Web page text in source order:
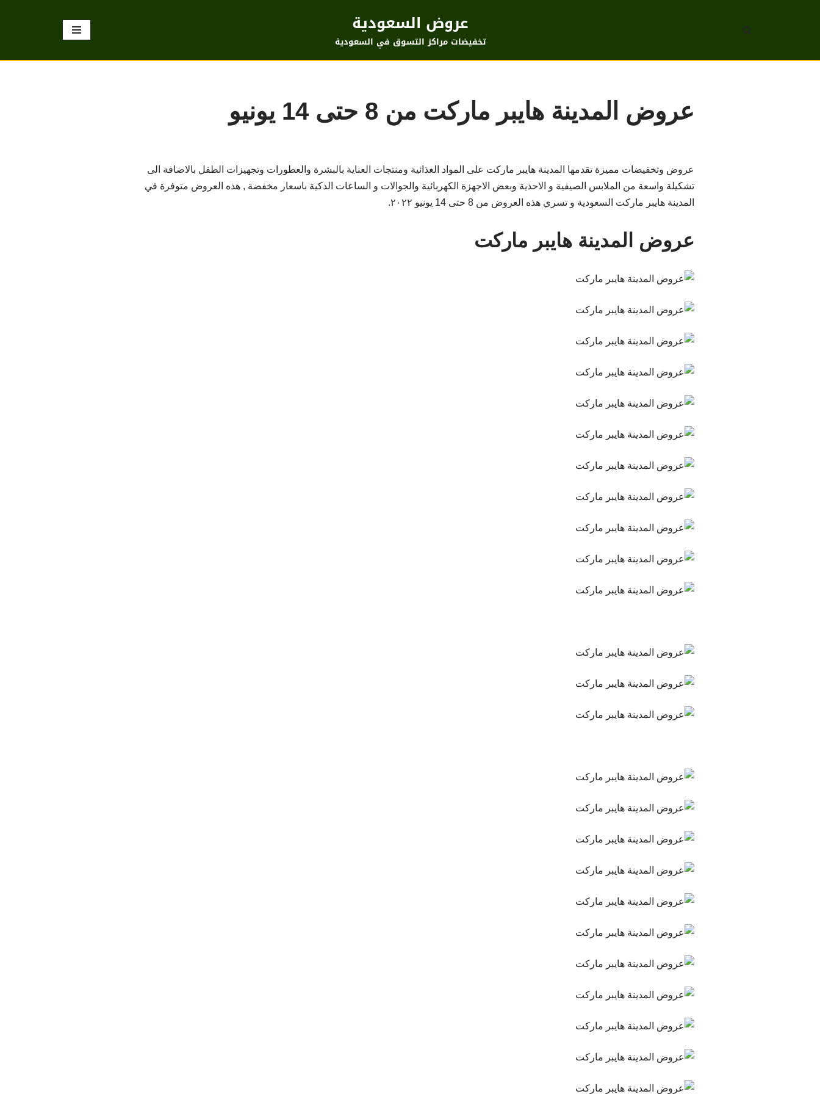
عروض السعودية
تخفيضات مراكز التسوق في السعودية
عروض المدينة هايبر ماركت من 8 حتى 14 يونيو
عروض وتخفيضات مميزة تقدمها المدينة هايبر ماركت على المواد الغذائية ومنتجات العناية بالبشرة والعطورات وتجهيزات الطفل بالاضافة الى
تشكيلة واسعة من الملابس الصيفية و الاحذية وبعض الاجهزة الكهربائية والجوالات و الساعات الذكية باسعار مخفضة , هذه العروض متوفرة في
المدينة هايبر ماركت السعودية و تسري هذه العروض من 8 حتى 14 يونيو ٢٠٢٢.
عروض المدينة هايبر ماركت